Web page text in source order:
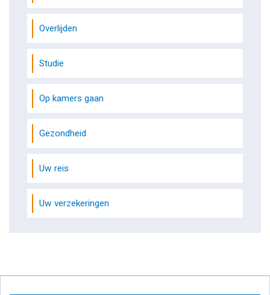
Overlijden
Studie
Op kamers gaan
Gezondheid
Uw reis
Uw verzekeringen